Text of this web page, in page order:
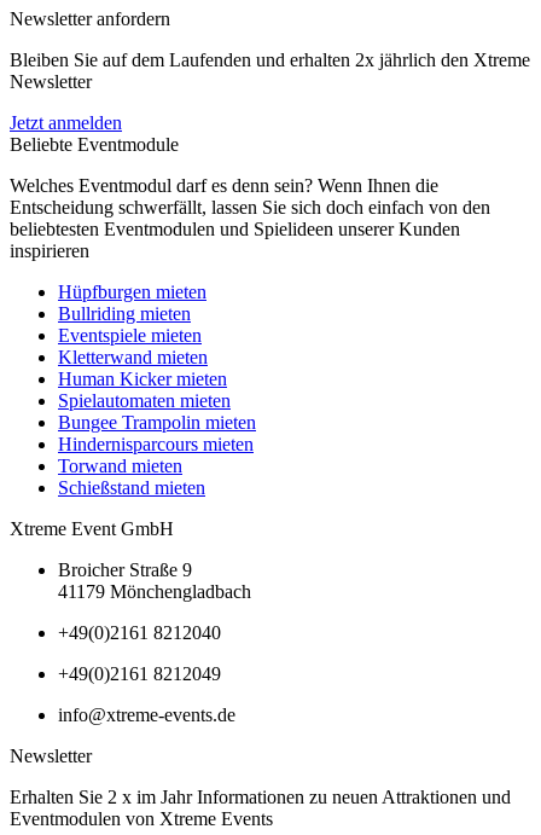
Newsletter anfordern
Bleiben Sie auf dem Laufenden und erhalten 2x jährlich den Xtreme
Newsletter
Jetzt anmelden
Beliebte Eventmodule
Welches Eventmodul darf es denn sein? Wenn Ihnen die
Entscheidung schwerfällt, lassen Sie sich doch einfach von den
beliebtesten Eventmodulen und Spielideen unserer Kunden
inspirieren
Hüpfburgen mieten
Bullriding mieten
Eventspiele mieten
Kletterwand mieten
Human Kicker mieten
Spielautomaten mieten
Bungee Trampolin mieten
Hindernisparcours mieten
Torwand mieten
Schießstand mieten
Xtreme Event GmbH
Broicher Straße 9
41179 Mönchengladbach
+49(0)2161 8212040
+49(0)2161 8212049
info@xtreme-events.de
Newsletter
Erhalten Sie 2 x im Jahr Informationen zu neuen Attraktionen und
Eventmodulen von Xtreme Events